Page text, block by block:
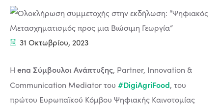
31 Οκτωβρίου, 2023
H ena Σύμβουλοι Ανάπτυξης, Partner, Innovation &
Communication Mediator του #DigiAgriFood, του
πρώτου Ευρωπαϊκού Κόμβου Ψηφιακής Καινοτομίας